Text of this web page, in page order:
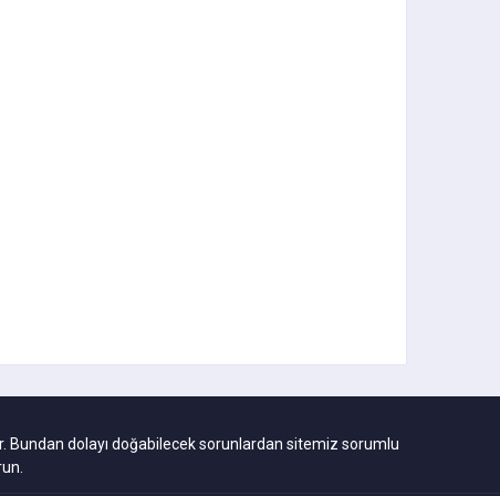
Bundan dolayı doğabilecek sorunlardan sitemiz sorumlu